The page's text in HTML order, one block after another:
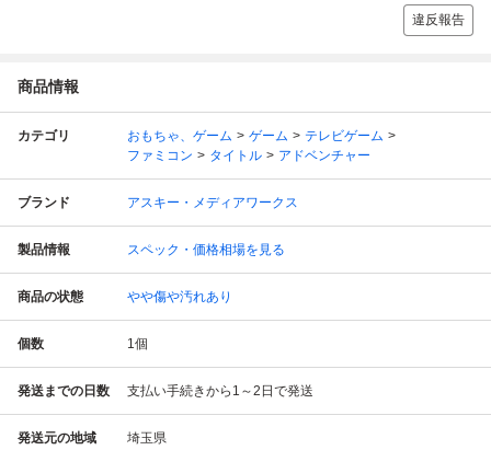
違反報告
商品情報
カテゴリ おもちゃ、ゲーム ゲーム
テレビゲーム
ファミコン
タイトル アドベンチャー
ブランド アスキー・メディアワークス
製品情報 スペック・価格相場を見る
商品の状態 やや傷や汚れあり
個数 1個
発送までの日数 支払い手続きから1～2日で発送
発送元の地域 埼玉県